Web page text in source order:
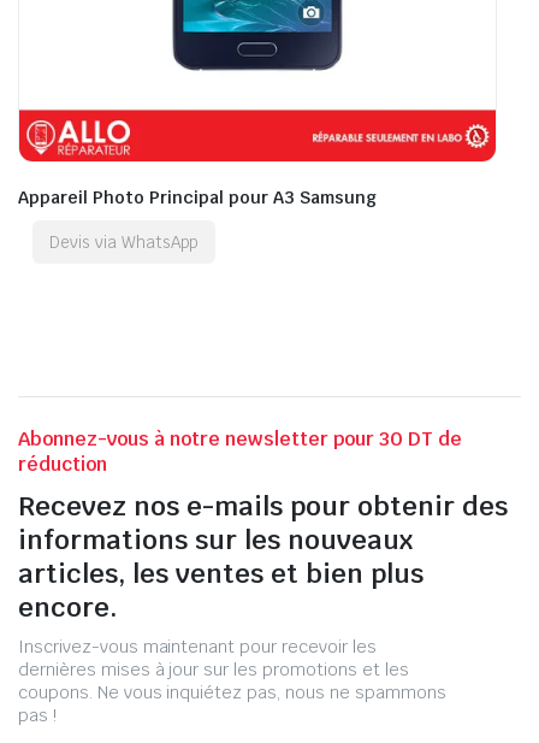
Appareil Photo Principal pour A3 Samsung
Devis via WhatsApp
Abonnez-vous à notre newsletter pour 30 DT de
réduction
Recevez nos e-mails pour obtenir des
informations sur les nouveaux
articles, les ventes et bien plus
encore.
Inscrivez-vous maintenant pour recevoir les
dernières mises à jour sur les promotions et les
coupons. Ne vous inquiétez pas, nous ne spammons
pas !